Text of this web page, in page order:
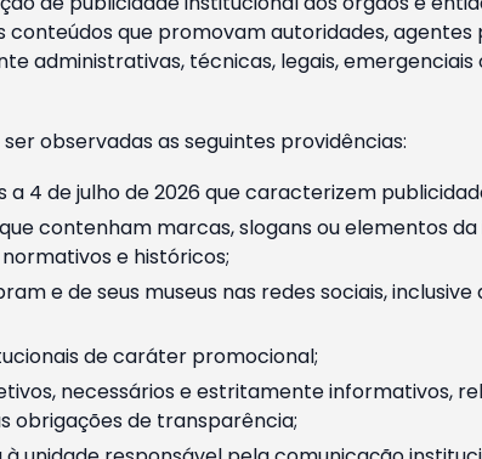
que promovam autoridades,
administrativas, técnicas, legais,
observadas as seguintes providências:
4 de julho de 2026 que caracterizem
contenham marcas, slogans ou elementos
e históricos;
e de seus museus nas redes sociais,
de caráter promocional;
necessários e estritamente informativos,
obrigações de transparência;